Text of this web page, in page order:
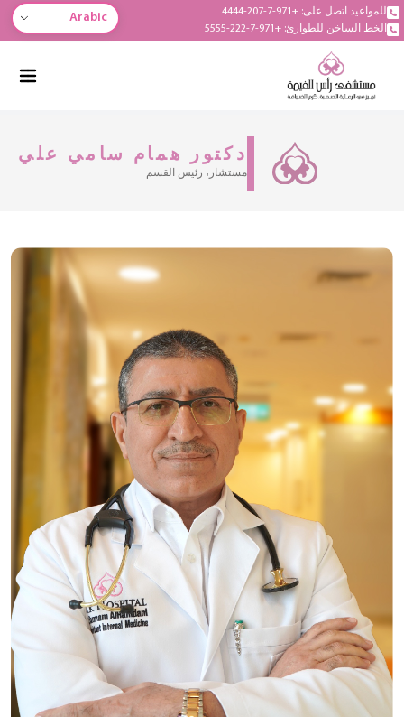
للمواعيد اتصل على: +971-7-207-4444
الخط الساخن للطوارئ: +971-7-222-5555
Arabic
دكتور همام سامي علي
مستشار، رئيس القسم